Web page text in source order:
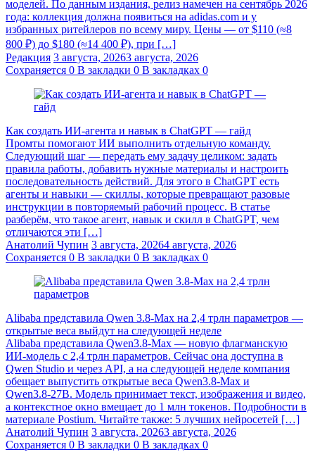
моделей. По данным издания, релиз намечен на сентябрь 2026
года: коллекция должна появиться на adidas.com и у
избранных ритейлеров по всему миру. Цены — от $110 (≈8
800 ₽) до $180 (≈14 400 ₽), при […]
Редакция 3 августа, 20263 августа, 2026
Сохраняется 0 В закладки 0 В закладках 0
Как создать ИИ-агента и навык в ChatGPT — гайд
Промты помогают ИИ выполнить отдельную команду.
Следующий шаг — передать ему задачу целиком: задать
правила работы, добавить нужные материалы и настроить
последовательность действий. Для этого в ChatGPT есть
агенты и навыки — скиллы, которые превращают разовые
инструкции в повторяемый рабочий процесс. В статье
разберём, что такое агент, навык и скилл в ChatGPT, чем
отличаются эти […]
Анатолий Чупин 3 августа, 20264 августа, 2026
Сохраняется 0 В закладки 0 В закладках 0
Alibaba представила Qwen 3.8‑Max на 2,4 трлн параметров —
открытые веса выйдут на следующей неделе
Alibaba представила Qwen3.8‑Max — новую флагманскую
ИИ-модель с 2,4 трлн параметров. Сейчас она доступна в
Qwen Studio и через API, а на следующей неделе компания
обещает выпустить открытые веса Qwen3.8‑Max и
Qwen3.8‑27B. Модель принимает текст, изображения и видео,
а контекстное окно вмещает до 1 млн токенов. Подробности в
материале Postium. Читайте также: 5 лучших нейросетей […]
Анатолий Чупин 3 августа, 20263 августа, 2026
Сохраняется 0 В закладки 0 В закладках 0